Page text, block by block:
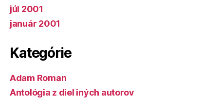
júl 2001
január 2001
Kategórie
Adam Roman
Antológia z diel iných autorov